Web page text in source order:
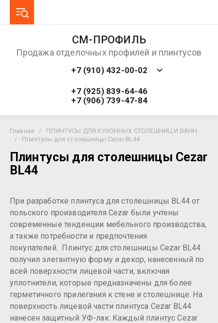
СМ-ПРОФИЛЬ
Продажа отделочных профилей и плинтусов
+7 (910) 432-00-02
+7 (925) 839-64-46
+7 (906) 739-47-84
Главная /
ПЛИНТУСЫ ДЛЯ КУХОННЫХ СТОЛЕШНИЦ И ВАНН
/
Плинтусы для столешницы Cezar BL44
Плинтусы для столешницы Cezar
BL44
При разработке плинтуса для столешницы BL44 от
польского производителя Cezar были учтены
современные тенденции мебельного производства,
а также потребности и предпочтения
покупателей. Плинтус для столешницы Cezar BL44
получил элегантную форму и декор, нанесенный по
всей поверхности лицевой части, включая
уплотнители, которые предназначены для более
герметичного прилегания к стене и столешнице. На
поверхность лицевой части плинтуса Cezar BL44
нанесен защитный УФ-лак. Каждый плинтус Cezar